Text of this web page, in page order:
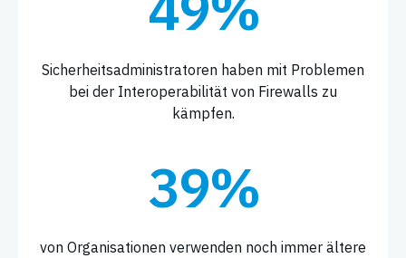
Sicherheitsadministratoren haben mit Problemen
bei der Interoperabilität von Firewalls zu
kämpfen.
39%
von Organisationen verwenden noch immer ältere